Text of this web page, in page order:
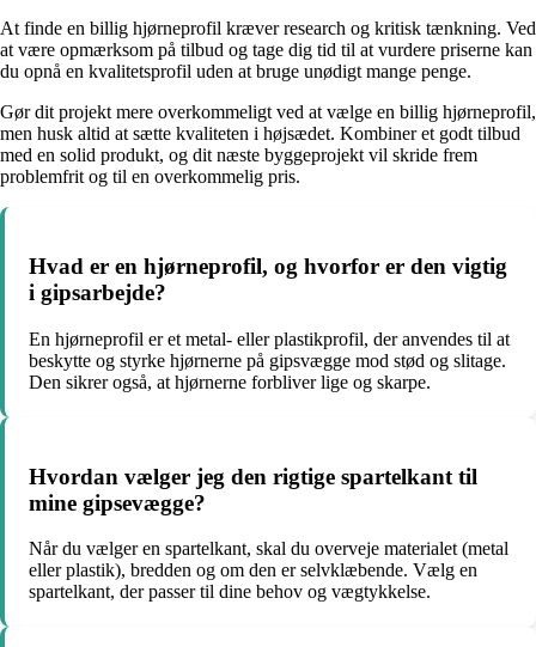
At finde en billig hjørneprofil kræver research og kritisk tænkning. Ved
at være opmærksom på tilbud og tage dig tid til at vurdere priserne kan
du opnå en kvalitetsprofil uden at bruge unødigt mange penge.
Gør dit projekt mere overkommeligt ved at vælge en billig hjørneprofil,
men husk altid at sætte kvaliteten i højsædet. Kombiner et godt tilbud
med en solid produkt, og dit næste byggeprojekt vil skride frem
problemfrit og til en overkommelig pris.
Hvad er en hjørneprofil, og hvorfor er den vigtig
i gipsarbejde?
En hjørneprofil er et metal- eller plastikprofil, der anvendes til at
beskytte og styrke hjørnerne på gipsvægge mod stød og slitage.
Den sikrer også, at hjørnerne forbliver lige og skarpe.
Hvordan vælger jeg den rigtige spartelkant til
mine gipsevægge?
Når du vælger en spartelkant, skal du overveje materialet (metal
eller plastik), bredden og om den er selvklæbende. Vælg en
spartelkant, der passer til dine behov og vægtykkelse.